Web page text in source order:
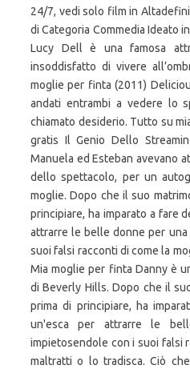
24/7, vedi solo film in
di Categoria Commedia Ideato
Lucy Dell è una famosa
insoddisfatto di vivere
moglie per finta (2011)
andati entrambi a vedere lo
chiamato desiderio. Tutto su
gratis Il Genio Dello
Manuela ed Esteban avevano
dello spettacolo, per un
moglie. Dopo che il suo
principiare, ha imparato a fare
attrarre le belle donne per
suoi falsi racconti di come la
Mia moglie per finta Danny è
di Beverly Hills. Dopo che il
prima di principiare, ha
un'esca per attrarre le
impietosendole con i suoi falsi
maltratti o lo tradisca. Ciò